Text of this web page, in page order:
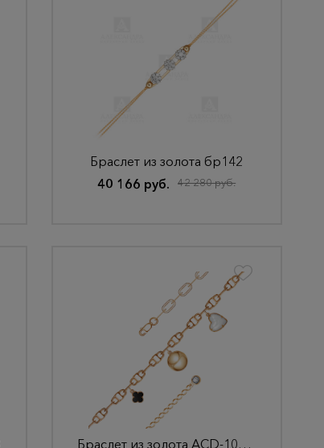
Браслет из золота бр142
40 166 руб.
42 280 руб.
Браслет из золота ACD-1013_f-003